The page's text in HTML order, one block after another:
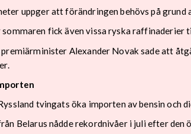
uppger att förändringen behövs på
fick även vissa ryska raffinaderier
premiärminister Alexander Novak sade att
tvingats öka importen av bensin och
Belarus nådde rekordnivåer i juli efter den